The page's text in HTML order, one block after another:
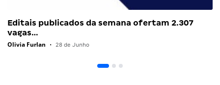
Editais publicados da semana ofertam 2.307
vagas…
Olivia Furlan • 28 de Junho